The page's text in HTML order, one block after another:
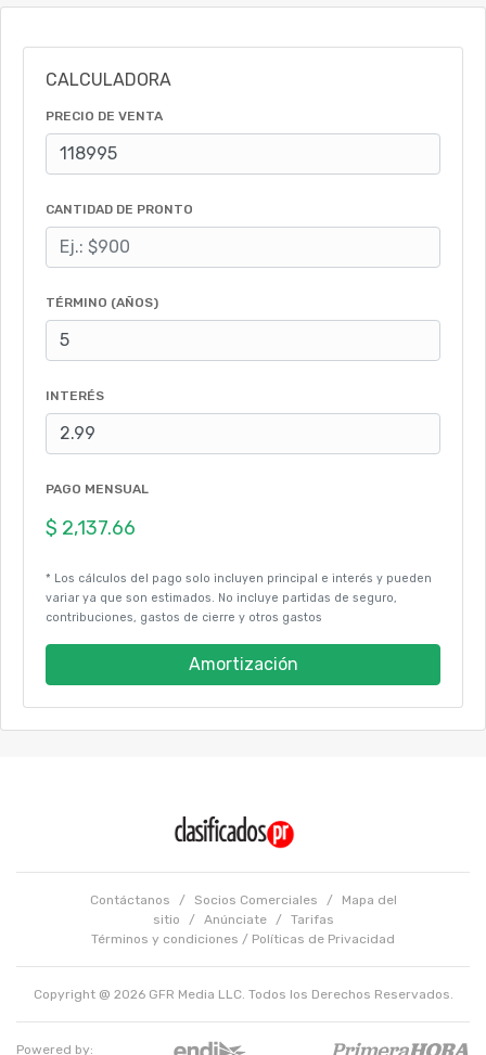
CALCULADORA
PRECIO DE VENTA
CANTIDAD DE PRONTO
TÉRMINO (AÑOS)
INTERÉS
PAGO MENSUAL
* Los cálculos del pago solo incluyen principal e interés y pueden
variar ya que son estimados. No incluye partidas de seguro,
contribuciones, gastos de cierre y otros gastos
Amortización
Contáctanos / Socios Comerciales /
Mapa del
sitio
/ Anúnciate /
Tarifas
Términos y condiciones / Políticas de Privacidad
Copyright @ 2026 GFR Media LLC. Todos los Derechos Reservados.
Powered by: